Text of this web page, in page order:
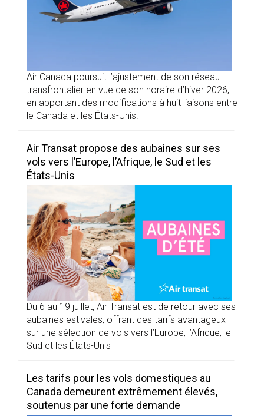
Air Canada poursuit l’ajustement de son réseau
transfrontalier en vue de son horaire d’hiver 2026,
en apportant des modifications à huit liaisons entre
le Canada et les États-Unis.
Air Transat propose des aubaines sur ses
vols vers l’Europe, l’Afrique, le Sud et les
États-Unis
Du 6 au 19 juillet, Air Transat est de retour avec ses
aubaines estivales, offrant des tarifs avantageux
sur une sélection de vols vers l’Europe, l’Afrique, le
Sud et les États-Unis
Les tarifs pour les vols domestiques au
Canada demeurent extrêmement élevés,
soutenus par une forte demande